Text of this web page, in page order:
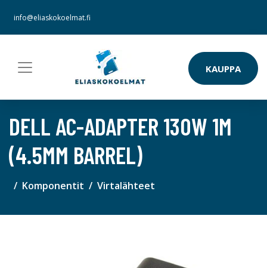
info@eliaskokoelmat.fi
KAUPPA
DELL AC-ADAPTER 130W 1M
(4.5MM BARREL)
Komponentit Virtalähteet